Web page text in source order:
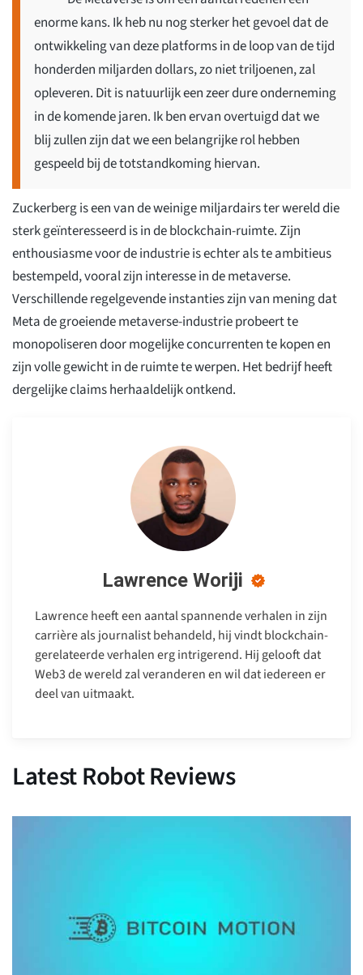
enorme kans. Ik heb nu nog sterker het gevoel dat de
ontwikkeling van deze platforms in de loop van de tijd
honderden miljarden dollars, zo niet triljoenen, zal
opleveren. Dit is natuurlijk een zeer dure onderneming
in de komende jaren. Ik ben ervan overtuigd dat we
blij zullen zijn dat we een belangrijke rol hebben
gespeeld bij de totstandkoming hiervan.
Zuckerberg is een van de weinige miljardairs ter wereld die
sterk geïnteresseerd is in de blockchain-ruimte. Zijn
enthousiasme voor de industrie is echter als te ambitieus
bestempeld, vooral zijn interesse in de metaverse.
Verschillende regelgevende instanties zijn van mening dat
Meta de groeiende metaverse-industrie probeert te
monopoliseren door mogelijke concurrenten te kopen en
zijn volle gewicht in de ruimte te werpen. Het bedrijf heeft
dergelijke claims herhaaldelijk ontkend.
Lawrence Woriji
Lawrence heeft een aantal spannende verhalen in zijn
carrière als journalist behandeld, hij vindt blockchain-
gerelateerde verhalen erg intrigerend. Hij gelooft dat
Web3 de wereld zal veranderen en wil dat iedereen er
deel van uitmaakt.
Latest Robot Reviews